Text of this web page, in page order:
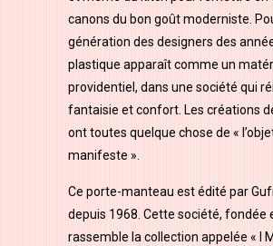
canons du bon goût moderniste.
génération des designers des
plastique apparaît comme un
providentiel, dans une société qui
fantaisie et confort. Les créations
ont toutes quelque chose de «
manifeste ».
Ce porte-manteau est édité par
depuis 1968. Cette société, fondée
rassemble la collection appelée « I